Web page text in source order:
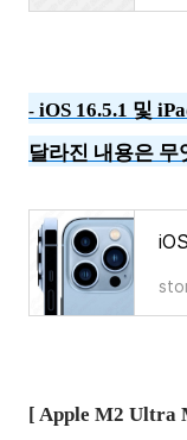
- iOS 16.5.1 및
달라진 내용은 무
[ Apple M2 Ultra